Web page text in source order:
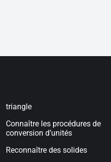
triangle
Connaître les procédures de
conversion d’unités
Reconnaître des solides